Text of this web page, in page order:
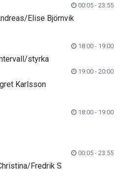
00:05 - 23:55
Elise Björnvik
18:00 - 19:00
styrka
19:00 - 20:00
Karlsson
18:00 - 19:00
00:05 - 23:55
Fredrik S